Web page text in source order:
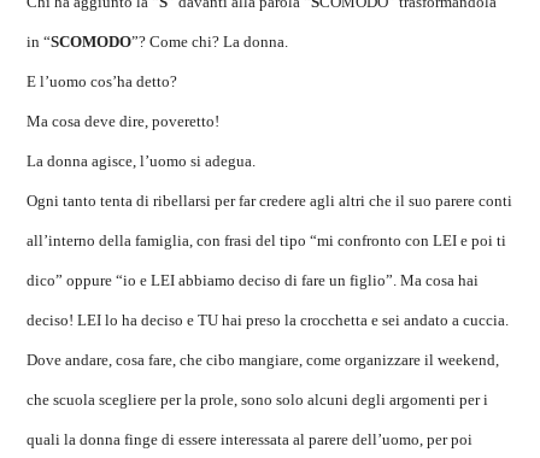
in “SCOMODO”? Come chi? La donna.
E l’uomo cos’ha detto?
Ma cosa deve dire, poveretto!
La donna agisce, l’uomo si adegua.
Ogni tanto tenta di ribellarsi per far credere agli altri che il suo parere conti
all’interno della famiglia, con frasi del tipo “mi confronto con LEI e poi ti
dico” oppure “io e LEI abbiamo deciso di fare un figlio”. Ma cosa hai
deciso! LEI lo ha deciso e TU hai preso la crocchetta e sei andato a cuccia.
Dove andare, cosa fare, che cibo mangiare, come organizzare il weekend,
che scuola scegliere per la prole, sono solo alcuni degli argomenti per i
quali la donna finge di essere interessata al parere dell’uomo, per poi